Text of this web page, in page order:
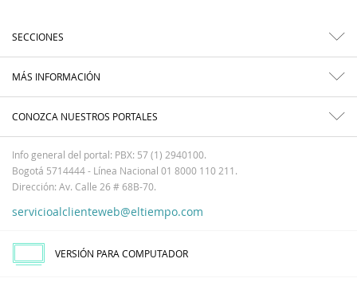
SECCIONES
MÁS INFORMACIÓN
CONOZCA NUESTROS PORTALES
Info general del portal: PBX: 57 (1) 2940100.
Bogotá 5714444 - Línea Nacional 01 8000 110 211.
Dirección: Av. Calle 26 # 68B-70.
servicioalclienteweb@eltiempo.com
VERSIÓN PARA COMPUTADOR